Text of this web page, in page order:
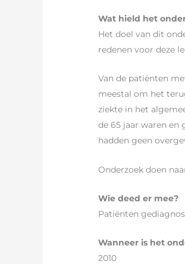
Wat hield het
Het doel van dit
redenen voor deze
Van de patiënten
meestal om het
ziekte in het
de 65 jaar waren en
hadden geen
Onderzoek doen
Wie deed er mee?
Patiënten
Wanneer is het
2010